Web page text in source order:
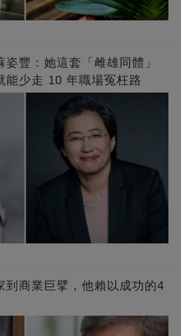
豐：她這套「雌雄同體」
能少走 10 年職場冤枉路
到商業巨擘，他賴以成功的4